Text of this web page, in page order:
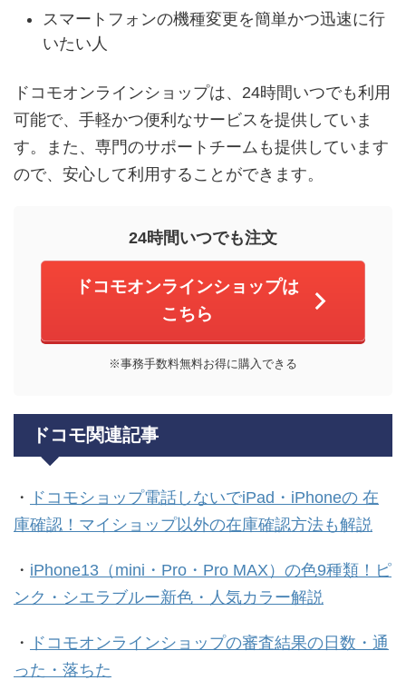
スマートフォンの機種変更を簡単かつ迅速に行
いたい人
ドコモオンラインショップは、24時間いつでも利用
可能で、手軽かつ便利なサービスを提供していま
す。また、専門のサポートチームも提供しています
ので、安心して利用することができます。
24時間いつでも注文
ドコモオンラインショップは
こちら
※事務手数料無料お得に購入できる
ドコモ関連記事
・
ドコモショップ電話しないでiPad・iPhoneの 在
庫確認！マイショップ以外の在庫確認方法も解説
・ iPhone13（mini・Pro・Pro MAX）の色9種類！ピ
ンク・シエラブルー新色・人気カラー解説
・
ドコモオンラインショップの審査結果の日数・通
った・落ちた